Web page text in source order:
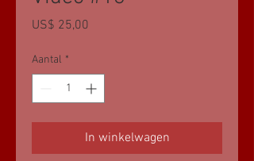
US$ 25,00
Aantal *
In winkelwagen